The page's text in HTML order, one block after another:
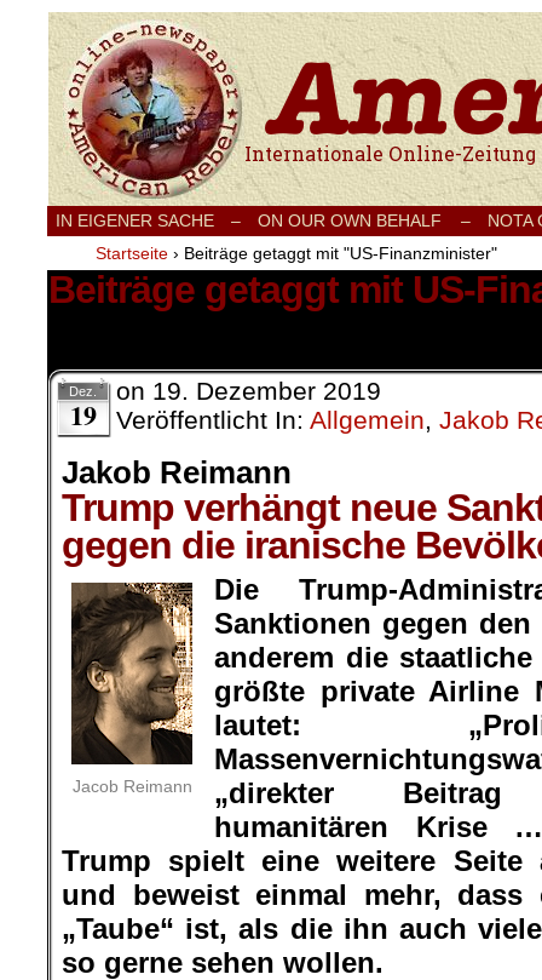
Internationale Onlinezeitung für Frieden,
IN EIGENER SACHE – ON OUR OWN BEHALF –
NOTA
Startseite › Beiträge getaggt mit "US-Finanzminister"
Beiträge getaggt mit US-
Dez.
19
on 19. Dezember 2019
Veröffentlicht In: Allgemein, Jakob
Jakob Reimann
Trump verhängt neue
gegen die iranische
Jacob Reimann
Die Trump-
Sanktionen gegen
anderem die
größte private Airline
lautet:
„direkter Beitrag
humanitären Krise
Trump spielt eine weitere Seite
und beweist einmal mehr,
„Taube“ ist, als die ihn auch
so gerne sehen wollen.